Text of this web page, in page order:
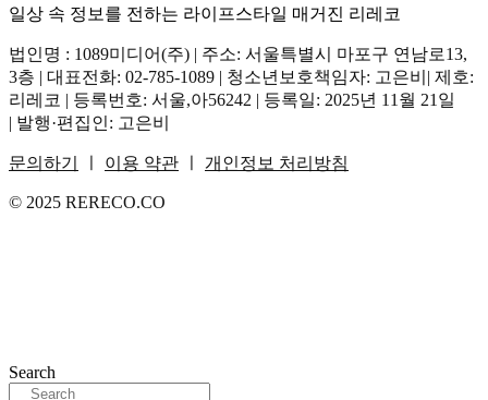
일상 속 정보를 전하는 라이프스타일 매거진 리레코
법인명 : 1089미디어(주) | 주소: 서울특별시 마포구 연남로13,
3층 | 대표전화: 02-785-1089 | 청소년보호책임자: 고은비| 제호:
리레코 | 등록번호: 서울,아56242 | 등록일: 2025년 11월 21일
| 발행·편집인: 고은비
문의하기 이용 약관 개인정보 처리방침
© 2025 RERECO.CO
Search